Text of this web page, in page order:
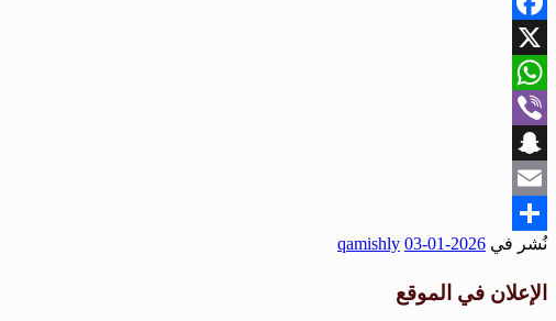
Facebook
X
WhatsApp
Viber
Snapchat
Email
Share
نُشر في 2026-01-03
qamishly
الإعلان في الموقع